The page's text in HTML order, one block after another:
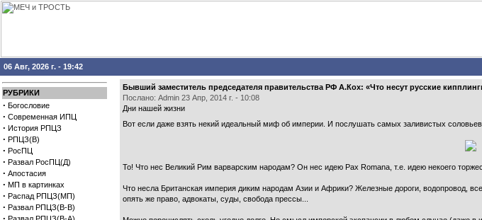
06 Авг, 2026 г. - 19:42
РУБРИКИ
· Богословие
· Современная ИПЦ
· История РПЦЗ
· РПЦЗ(В)
· РосПЦ
· Развал РосПЦ(Д)
· Апостасия
· МП в картинках
· Распад РПЦЗ(МП)
· Развал РПЦЗ(В-В)
Бывший заместитель председателя правительства РФ А.Кох: «Что несут русские
Послано: Admin 23 Апр, 2014 г. - 10:08
Дни нашей жизни
Вот если даже взять некий идеальный миф об империи. И послушать самых заливистых
То! Что нес Великий Рим варварским народам? Он нес идею Pax Romana, т.е. идею некоего
Что несла Британская империя диким народам Азии и Африки? Железные дороги, водопровод,
опять же право, адвокаты, суды, свобода прессы...